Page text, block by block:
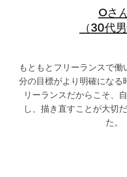
Oさ
（30代
もともとフリーランスで
分の目標がより明確になる
リーランスだからこそ、
し、描き直すことが大切
た。